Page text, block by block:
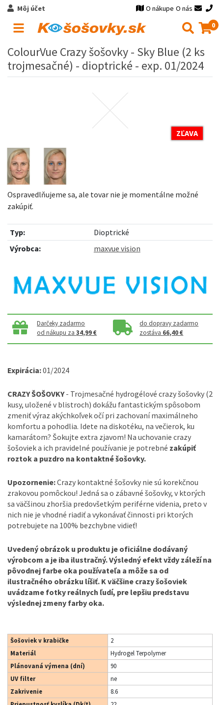
Môj účet O nákupe O nás
0
ColourVue Crazy šošovky - Sky Blue (2 ks
trojmesačné) - dioptrické - exp. 01/2024
ZĽAVA
Ospravedlňujeme sa, ale tovar nie je momentálne možné
zakúpiť.
Typ:
Dioptrické
Výrobca:
maxvue vision
Darčeky zadarmo
od nákupu za34,99 €
do dopravy zadarmo
zostáva 66,40 €
Expirácia:01/2024
CRAZY ŠOŠOVKY- Trojmesačné hydrogélové crazy šošovky (2
kusy, uložené v blistroch) dokážu fantastickým spôsobom
zmeniť výraz akýchkoľvek očí pri zachovaní maximálneho
komfortu a pohodlia. Idete na diskotéku, na večierok, ku
kamarátom? Šokujte extra zjavom! Na uchovanie crazy
šošoviek a ich pravidelné používanie je potrebné zakúpiť
roztok a puzdro na kontaktné šošovky.
Upozornenie:Crazy kontaktné šošovky nie sú korekčnou
zrakovou pomôckou! Jedná sa o zábavné šošovky, v ktorých
sa väčšinou zhoršia predovšetkým periférne videnia, preto v
nich nie je vhodné riadiť a vykonávať činnosti pri ktorých
potrebujete na 100% bezchybne vidieť!
Uvedený obrázok u produktu je oficiálne dodávaný
výrobcom a je iba ilustračný. Výsledný efekt vždy záleží na
pôvodnej farbe oka používateľa a môže sa od
ilustračného obrázku líšiť. K väčšine crazy šošoviek
uvádzame fotky reálnych ľudí, pre lepšiu predstavu
výslednej zmeny farby oka.
Šošoviek v krabičke
2
Materiál
Hydrogel Terpolymer
Plánovaná výmena (dní)
90
UV filter
ne
Zakrivenie
8.6